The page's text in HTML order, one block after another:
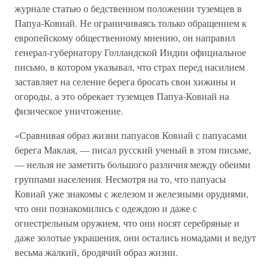
журнале статью о бедственном положении туземцев в
Папуа-Ковиай. Не ограничиваясь только обращением к
европейскому общественному мнению, он направил
генерал-губернатору Голландской Индии официальное
письмо, в котором указывал, что страх перед насилием
заставляет на селение берега бросать свои хижины и
огороды, а это обрекает туземцев Папуа-Ковиай на
физическое уничтожение.
«Сравнивая образ жизни папуасов Ковиай с папуасами
берега Маклая, — писал русский ученый в этом письме,
— нельзя не заметить большого различия между обеими
группами населения. Несмотря на то, что папуасы
Ковиай уже знакомы с железом и железными орудиями,
что они познакомились с одеждою и даже с
огнестрельным оружием, что они носят серебряные и
даже золотые украшения, они остались номадами и ведут
весьма жалкий, бродячий образ жизни.